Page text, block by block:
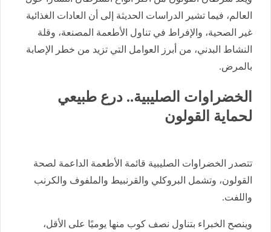
العالم، فيما تشير الدراسات الحديثة إلى أن العادات الغذائية
غير الصحية، والإفراط في تناول الأطعمة المصنعة، وقلة
النشاط البدني، من أبرز العوامل التي تزيد من خطر الإصابة
بالمرض.
الخضراوات الصليبية.. درع طبيعي
لحماية القولون
تتصدر الخضراوات الصليبية قائمة الأطعمة الداعمة لصحة
القولون، وتشمل البروكلي والقرنبيط والملفوف والكرنب
واللفت.
وينصح الخبراء بتناول نصف كوب منها يوميًا على الأقل،